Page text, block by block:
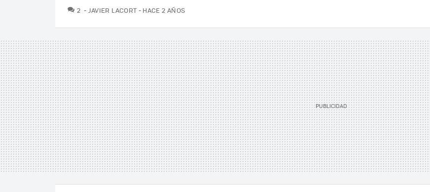
2 COMENTARIOS
JAVIER LACORT HACE 2 AÑOS